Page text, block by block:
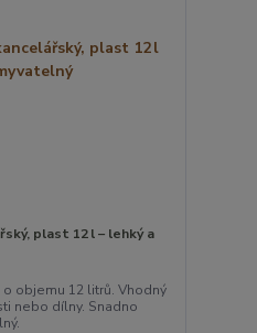
plast 12 l – lehký a
objemu 12 litrů. Vhodný
nebo dílny. Snadno